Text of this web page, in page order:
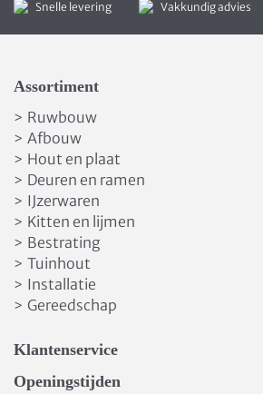
Snelle levering Vakkundig advies
Assortiment
> Ruwbouw
> Afbouw
> Hout en plaat
> Deuren en ramen
> IJzerwaren
> Kitten en lijmen
> Bestrating
> Tuinhout
> Installatie
> Gereedschap
Klantenservice
Openingstijden